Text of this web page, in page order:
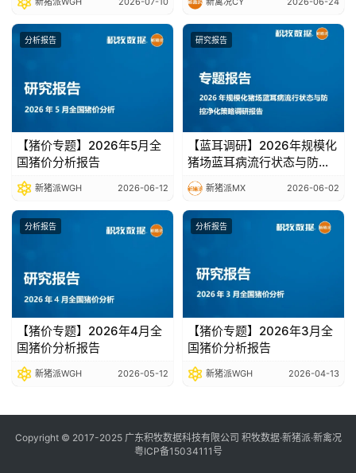
价
分析报告
【猪价专题】2026年5月全
国猪价分析报告
新猪派WGH 2026-06-12
研究报告
【蓝耳调研】2026年规模化
猪场蓝耳病流行状态与防控
净化策略调研报告
新猪派MX 2026-06-02
分析报告
【猪价专题】2026年4月全
国猪价分析报告
新猪派WGH 2026-05-12
分析报告
【猪价专题】2026年3月全
国猪价分析报告
新猪派WGH 2026-04-13
Copyright © 2017-2025 广东积牧数据科技有限公司 积牧数据·新猪派·新禽况
粤ICP备15034111号